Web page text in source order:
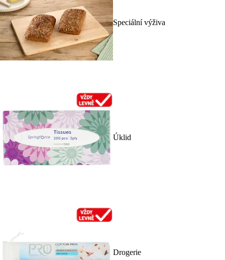
Speciální výživa
Úklid
Drogerie